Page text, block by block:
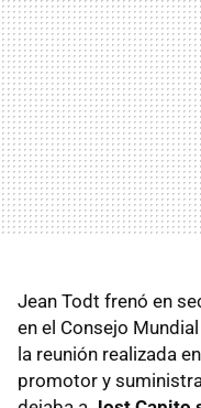
Jean Todt frenó en
en el Consejo
la reunión realizada
promotor y